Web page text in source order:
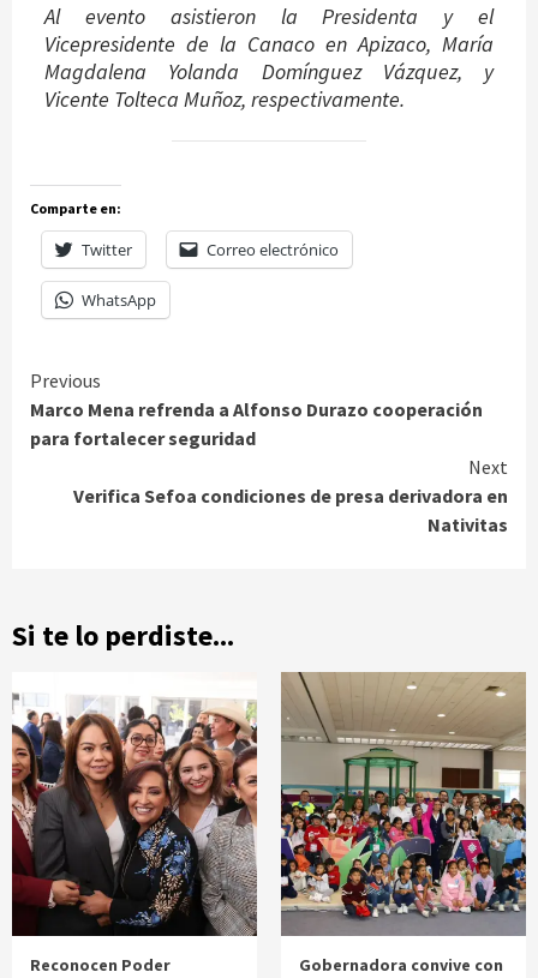
Al evento asistieron la Presidenta y el
Vicepresidente de la Canaco en Apizaco, María
Magdalena Yolanda Domínguez Vázquez, y
Vicente Tolteca Muñoz, respectivamente.
Comparte en:
Twitter Correo electrónico
WhatsApp
Continue
Reading
Previous
Marco Mena refrenda a Alfonso Durazo cooperación
para fortalecer seguridad
Next
Verifica Sefoa condiciones de presa derivadora en
Nativitas
Si te lo perdiste...
Reconocen Poder
Gobernadora convive con